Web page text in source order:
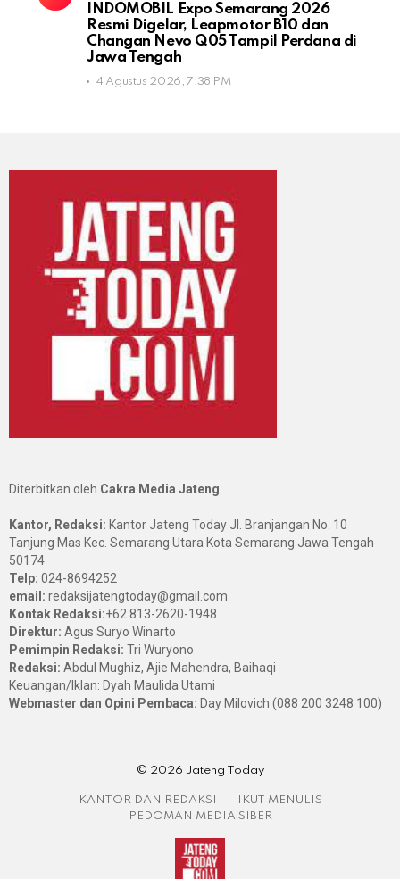
INDOMOBIL Expo Semarang 2026
Resmi Digelar, Leapmotor B10 dan
Changan Nevo Q05 Tampil Perdana di
Jawa Tengah
4 Agustus 2026, 7:38 PM
Diterbitkan oleh Cakra Media Jateng
Kantor, Redaksi: Kantor Jateng Today Jl. Branjangan No. 10
Tanjung Mas Kec. Semarang Utara Kota Semarang Jawa Tengah
50174
Telp: 024-8694252
email: redaksijatengtoday@gmail.com
Kontak Redaksi:+62 813-2620-1948
Direktur: Agus Suryo Winarto
Pemimpin Redaksi: Tri Wuryono
Redaksi: Abdul Mughiz, Ajie Mahendra, Baihaqi
Keuangan/Iklan: Dyah Maulida Utami
Webmaster dan Opini Pembaca: Day Milovich (088 200 3248 100)
© 2026 Jateng Today
KANTOR DAN REDAKSI
IKUT MENULIS
PEDOMAN MEDIA SIBER